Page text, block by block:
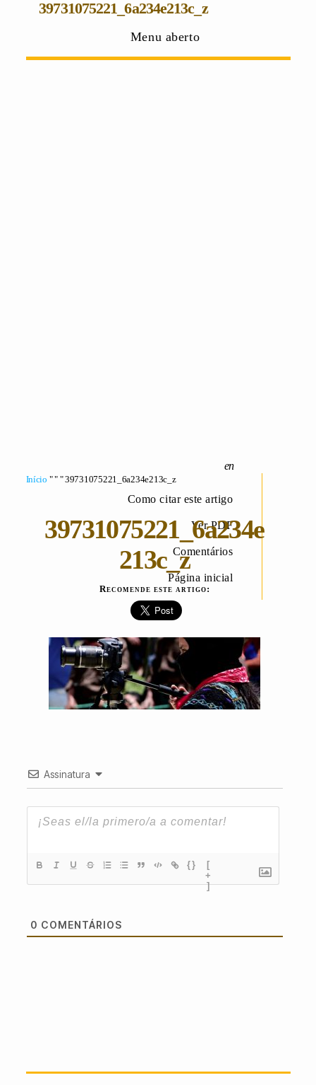
39731075221_6a234e213c_z
Menu aberto
Como citar este artigo
Ver PDF
Comentários
Página inicial
Início " " " 39731075221_6a234e213c_z
39731075221_6a234e
213c_z
Recomende este artigo:
Assinatura
{}
[
+
]
0 COMENTÁRIOS